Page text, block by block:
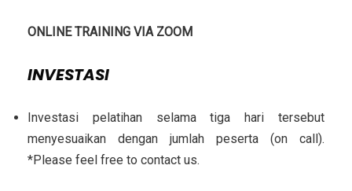
ONLINE TRAINING VIA ZOOM
INVESTASI
Investasi pelatihan selama tiga hari tersebut
menyesuaikan dengan jumlah peserta (on call).
*Please feel free to contact us.